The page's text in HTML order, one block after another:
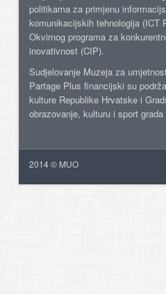
politikama za primjenu
komunikacijskih tehnologija (ICT
Okvirnog programa za
inovativnost (CIP).
Sudjelovanje Muzeja za
Partage Plus financijski su
kulture Republike Hrvatske i
obrazovanje, kulturu i sport grada
2014 © MUO